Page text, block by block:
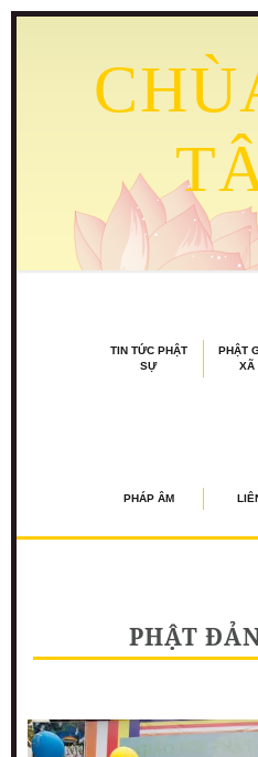
TIN TỨC PHẬT
SỰ
PHẬT
XÃ
PHÁP ÂM
PHẬT